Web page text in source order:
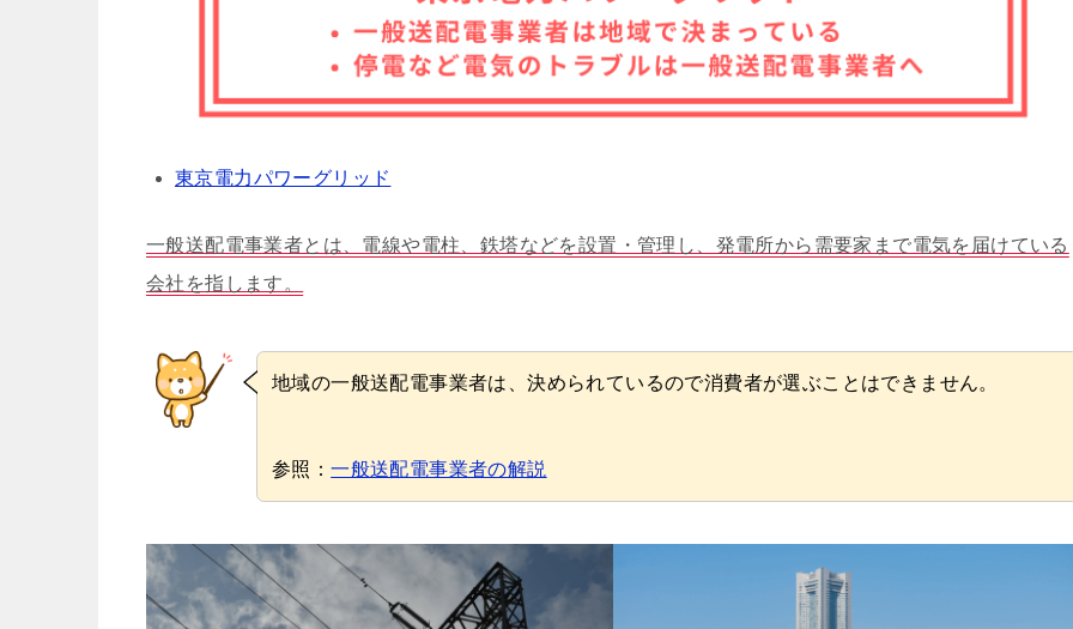
東京電力パワーグリッド
一般送配電事業者とは、電線や電柱、鉄塔などを設置・管理し、発電所から需要家まで電気を届けている
会社を指します。
地域の一般送配電事業者は、決められているので消費者が選ぶことはできません。
参照：一般送配電事業者の解説